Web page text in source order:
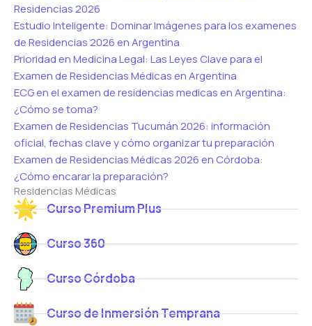
Residencias 2026
Estudio Inteligente: Dominar Imágenes para los examenes
de Residencias 2026 en Argentina
Prioridad en Medicina Legal: Las Leyes Clave para el
Examen de Residencias Médicas en Argentina
ECG en el examen de residencias medicas en Argentina:
¿Cómo se toma?
Examen de Residencias Tucumán 2026: información
oficial, fechas clave y cómo organizar tu preparación
Examen de Residencias Médicas 2026 en Córdoba:
¿Cómo encarar la preparación?
Residencias Médicas
Curso Premium Plus
Curso 360
Curso Córdoba
Curso de Inmersión Temprana